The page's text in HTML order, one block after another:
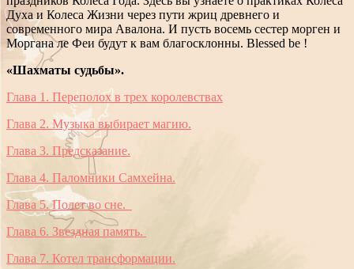
Духа и Колеса Жизни через пути жриц древнего и
современного мира Авалона. И пусть восемь сестер морген и
Моргана ле Феи будут к вам благосклонны. Blessed be !
«Шахматы судьбы».
Глава 1. Переполох в трех королевствах
Глава 2. Музыка выбирает магию.
Глава 3. Предсказание.
Глава 4. Паломники Самхейна.
Глава 5. Полет во сне.
Глава 6. Звездная память.
Глава 7. Котел трансформации.